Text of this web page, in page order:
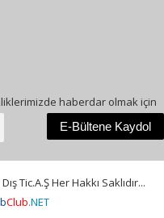
haberdar olmak için
Tic.A.Ş Her Hakkı Saklıdır...
Club.NET